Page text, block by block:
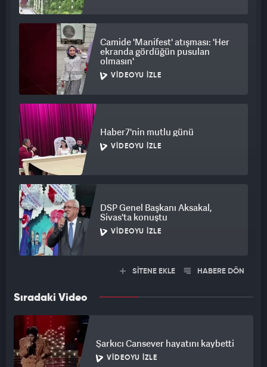
Camide 'Manifest' atışması: 'Her
ekranda gördüğün pusulan
olmasın'
VIDEOYU İZLE
Haber7'nin mutlu günü
VIDEOYU İZLE
DSP Genel Başkanı Aksakal,
Sivas'ta konuştu
VIDEOYU İZLE
SİTENE EKLE HABERE DÖN
Sıradaki Video
Şarkıcı Cansever hayatını kaybetti
VIDEOYU İZLE